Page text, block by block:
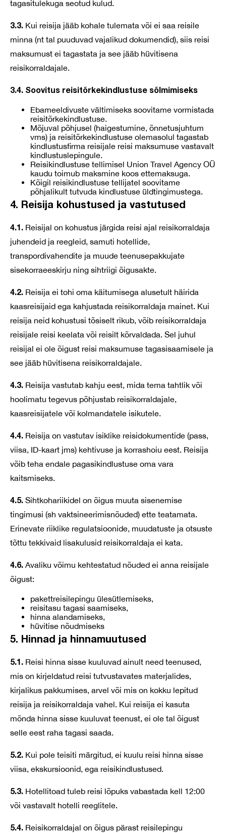
tagasitulekuga seotud kulud.
3.3. Kui reisija jääb kohale tulemata või ei saa reisile
minna (nt tal puuduvad vajalikud dokumendid), siis reisi
maksumust ei tagastata ja see jääb hüvitisena
reisikorraldajale.
3.4. Soovitus reisitõrkekindlustuse sõlmimiseks
Ebameeldivuste vältimiseks soovitame vormistada
reisitõrkekindlustuse.
Mõjuval põhjusel (haigestumine, õnnetusjuhtum
vms) ja reisitõrkekindlustuse olemasolul tagastab
kindlustusfirma reisijale reisi maksumuse vastavalt
kindlustuslepingule.
Reisikindlustuse tellimisel Union Travel Agency OÜ
kaudu toimub maksmine koos ettemaksuga.
Kõigil reisikindlustuse tellijatel soovitame
põhjalikult tutvuda kindlustuse üldtingimustega.
4. Reisija kohustused ja vastutused
4.1. Reisijal on kohustus järgida reisi ajal reisikorraldaja
juhendeid ja reegleid, samuti hotellide,
transpordivahendite ja muude teenusepakkujate
sisekorraeeskirju ning sihtriigi õigusakte.
4.2. Reisija ei tohi oma käitumisega alusetult häirida
kaasreisijaid ega kahjustada reisikorraldaja mainet. Kui
reisija neid kohustusi tõsiselt rikub, võib reisikorraldaja
reisijale reisi keelata või reisilt kõrvaldada. Sel juhul
reisijal ei ole õigust reisi maksumuse tagasisaamisele ja
see jääb hüvitisena reisikorraldajale.
4.3. Reisija vastutab kahju eest, mida tema tahtlik või
hoolimatu tegevus põhjustab reisikorraldajale,
kaasreisijatele või kolmandatele isikutele.
4.4. Reisija on vastutav isiklike reisidokumentide (pass,
viisa, ID-kaart jms) kehtivuse ja korrashoiu eest. Reisija
võib teha endale pagasikindlustuse oma vara
kaitsmiseks.
4.5. Sihtkohariikidel on õigus muuta sisenemise
tingimusi (sh vaktsineerimisnõuded) ette teatamata.
Erinevate riiklike regulatsioonide, muudatuste ja otsuste
tõttu tekkivaid lisakulusid reisikorraldaja ei kata.
4.6. Avaliku võimu kehtestatud nõuded ei anna reisijale
õigust:
pakettreisilepingu ülesütlemiseks,
reisitasu tagasi saamiseks,
hinna alandamiseks,
hüvitise nõudmiseks
5. Hinnad ja hinnamuutused
5.1. Reisi hinna sisse kuuluvad ainult need teenused,
mis on kirjeldatud reisi tutvustavates materjalides,
kirjalikus pakkumises, arvel või mis on kokku lepitud
reisija ja reisikorraldaja vahel. Kui reisija ei kasuta
mõnda hinna sisse kuuluvat teenust, ei ole tal õigust
selle eest raha tagasi saada.
5.2. Kui pole teisiti märgitud, ei kuulu reisi hinna sisse
viisa, ekskursioonid, ega reisikindlustused.
5.3. Hotellitoad tuleb reisi lõpuks vabastada kell 12:00
või vastavalt hotelli reeglitele.
5.4. Reisikorraldajal on õigus pärast reisilepingu